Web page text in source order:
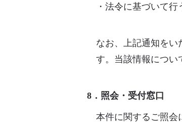
・法令に基づいて行
なお、上記通知をい
す。当該情報につい
8．照会・受付窓口
本件に関するご照会